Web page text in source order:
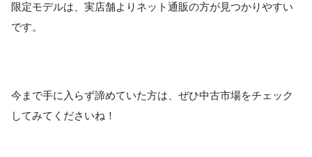
限定モデルは、実店舗よりネット通販の方が見つかりやすい
です。
今まで手に入らず諦めていた方は、ぜひ中古市場をチェック
してみてくださいね！